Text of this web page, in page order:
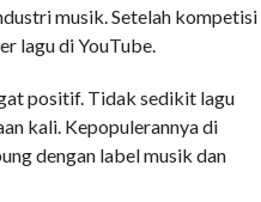
musik. Setelah kompetisi
lagu di YouTube.
positif. Tidak sedikit lagu
kali. Kepopulerannya di
dengan label musik dan